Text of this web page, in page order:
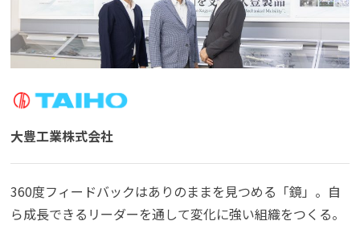
資料請求(無料) お見積もり依頼
大豊工業株式会社
360度フィードバックはありのままを見つめる「鏡」。自
ら成長できるリーダーを通して変化に強い組織をつくる。